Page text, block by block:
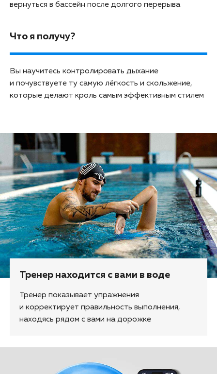
вернуться в бассейн после долгого перерыва
Что я получу?
Вы научитесь контролировать дыхание
и почувствуете ту самую лёгкость и скольжение,
которые делают кроль самым эффективным стилем
Тренер находится с вами в воде
Тренер показывает упражнения
и корректирует правильность выполнения,
находясь рядом с вами на дорожке